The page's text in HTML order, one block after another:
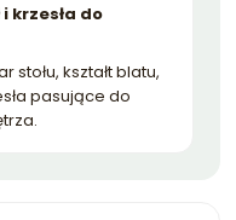
krzesła do
kształt blatu,
pasujące do